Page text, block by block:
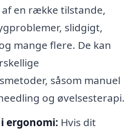
en række tilstande,
slidgigt,
mange flere. De kan
såsom manuel
og øvelsesterapi.
ergonomi: Hvis dit